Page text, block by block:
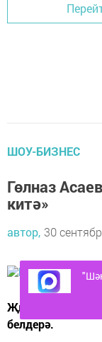
ШОУ-БИЗНЕС
Гөлназ
китә»
автор, 30
Җырчы Гөлназ
белдерә.